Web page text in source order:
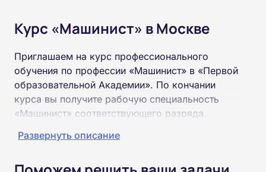
Курс «Машинист» в Москве
Приглашаем на курс профессионального
обучения по профессии «Машинист» в «Первой
образовательной Академии». По кончании
курса вы получите рабочую специальность
«Машинист» соответствующего разряда.
Пройти обучение и получить удостоверение
Развернуть описание